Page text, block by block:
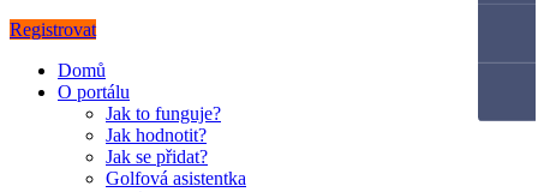
Registrovat
Domů
O portálu
Jak to funguje?
Jak hodnotit?
Jak se přidat?
Golfová asistentka